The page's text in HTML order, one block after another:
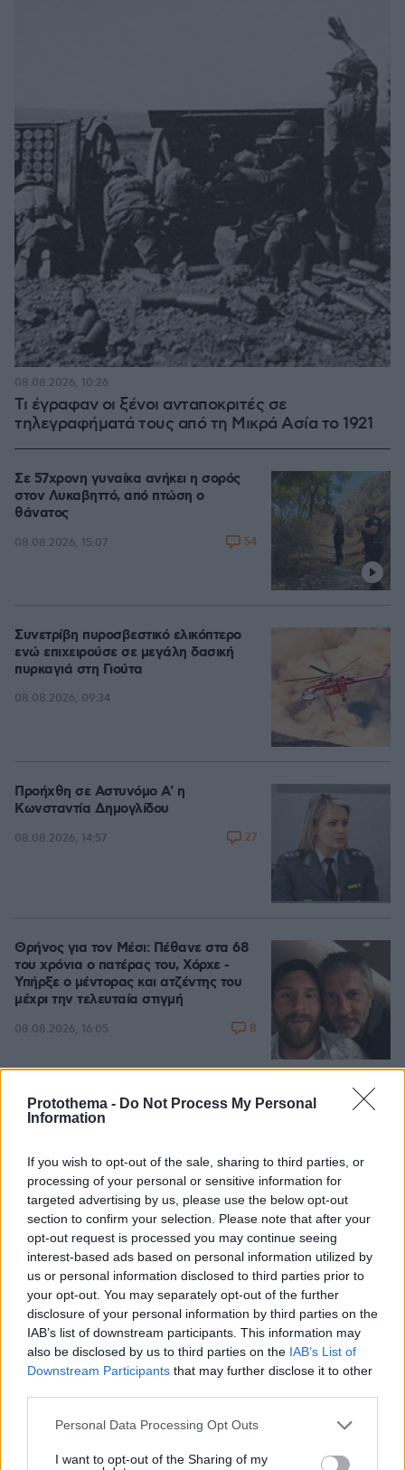
Protothema - Do Not Process My Personal
Information
If you wish to opt-out of the sale, sharing to third parties, or
processing of your personal or sensitive information for
targeted advertising by us, please use the below opt-out
section to confirm your selection. Please note that after your
opt-out request is processed you may continue seeing
interest-based ads based on personal information utilized by
us or personal information disclosed to third parties prior to
your opt-out. You may separately opt-out of the further
disclosure of your personal information by third parties on the
IAB’s list of downstream participants. This information may
also be disclosed by us to third parties on the IAB’s List of
Downstream Participants that may further disclose it to other
Please note that this website/app uses one or more Google
not limited to your visit or usage behaviour. You may click to
Personal Data Processing Opt Outs
I want to opt-out of the Sharing of my
Τι έγραφαν οι ξένοι ανταποκριτές σε
τηλεγραφήματά τους από τη Μικρά Ασία το 1921
08.08.2026, 10:26
Σε 57χρονη γυναίκα ανήκει η σορός
στον Λυκαβηττό, από πτώση ο
θάνατος
08.08.2026, 15:07 54
Συνετρίβη πυροσβεστικό ελικόπτερο
ενώ επιχειρούσε σε μεγάλη δασική
πυρκαγιά στη Γιούτα
08.08.2026, 09:34
Προήχθη σε Αστυνόμο Α' η
Κωνσταντία Δημογλίδου
08.08.2026, 14:57 27
Θρήνος για τον Μέσι: Πέθανε στα 68
του χρόνια ο πατέρας του, Χόρχε -
Υπήρξε ο μέντορας και ατζέντης του
μέχρι την τελευταία στιγμή
08.08.2026, 16:05 8
Βίντεο: Μεθυσμένη σκότωσε νύφη
λίγες ώρες μετά τον γάμο της και στο
της
08.08.2026, 09:25 116
Καρέ-καρέ η ανάλυση του τροχαίου
στις Σέρρες με νεκρούς μητέρα και
γιο: Τι λέει πραγματογνώμονας στο
protothema
08.08.2026, 08:36 205
Games